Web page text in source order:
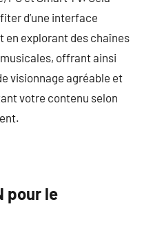
d’une interface
en explorant des chaînes
offrant ainsi
visionnage agréable et
votre contenu selon
pour le